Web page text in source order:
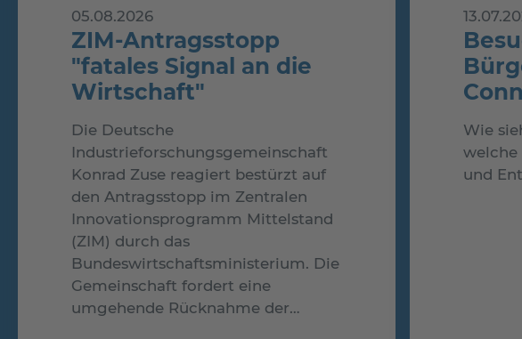
05.08.2026
ZIM-Antragsstopp
"fatales Signal an die
Wirtschaft"
Die Deutsche
Industrieforschungsgemeinschaft
Konrad Zuse reagiert bestürzt auf
den Antragsstopp im Zentralen
Innovationsprogramm Mittelstand
(ZIM) durch das
Bundeswirtschaftsministerium. Die
Gemeinschaft fordert eine
umgehende Rücknahme der…
Wie
welche
und